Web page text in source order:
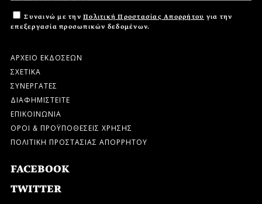
Συναινώ με την Πολιτική Προστασίας Απορρήτου για την
επεξεργασία προσωπικών δεδομένων.
ΑΡΧΕΙΟ ΕΚΔΟΣΕΩΝ
ΣΧΕΤΙΚΑ
ΣΥΝΕΡΓΑΤΕΣ
ΔΙΑΦΗΜΙΣΤΕΙΤΕ
ΕΠΙΚΟΙΝΩΝΙΑ
ΟΡΟΙ & ΠΡΟΫΠΟΘΕΣΕΙΣ ΧΡΗΣΗΣ
ΠΟΛΙΤΙΚΗ ΠΡΟΣΤΑΣΙΑΣ ΑΠΟΡΡΗΤΟΥ
FACEBOOK
TWITTER